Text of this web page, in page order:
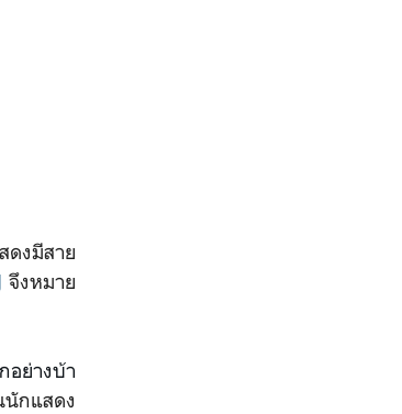
งมีสาย
จึงหมาย
อย่างบ้า
นักแสดง